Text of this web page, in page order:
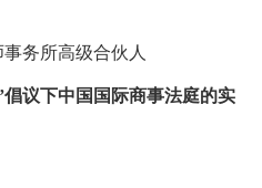
务所高级合伙人
倡议下中国国际商事法庭的实